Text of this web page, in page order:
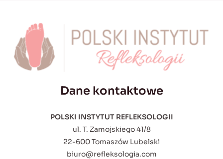
Dane kontaktowe
POLSKI INSTYTUT REFLEKSOLOGII
ul. T. Zamojskiego 41/8
22-600 Tomaszów Lubelski
biuro@refleksologia.com